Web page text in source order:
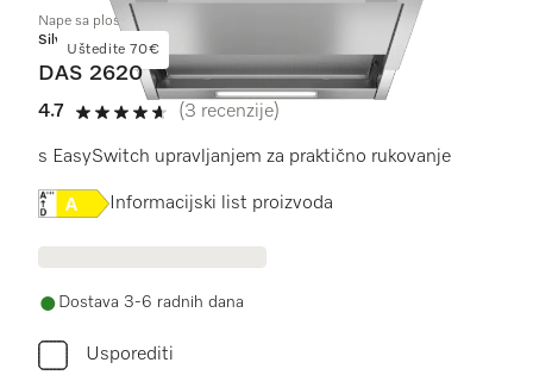
Uštedite 70€
Nape sa plosnatim panelom
Silver
DAS 2620
4.7
4.7 od 5
(3 recenzije)
s EasySwitch upravljanjem za praktično rukovanje
Online Label Flag, Energetska naljepnica
Informacijski list proizvoda
Dostava 3-6 radnih dana
Usporediti